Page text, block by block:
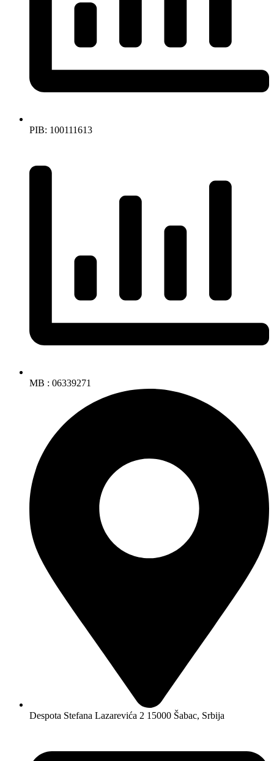
PIB: 100111613
MB : 06339271
Despota Stefana Lazarevića 2 15000 Šabac, Srbija